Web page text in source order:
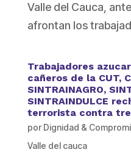
Valle del Cauca,
afrontan los
Trabajadores
cañeros de la CUT,
SINTRAINAGRO,
SINTRAINDULCE
terrorista contra
por Dignidad &
Valle del cauca